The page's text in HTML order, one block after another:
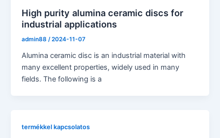
High purity alumina ceramic discs for
industrial applications
admin88/2024-11-07
Alumina ceramic disc is an industrial material with
many excellent properties, widely used in many
fields. The following is a
termékkel kapcsolatos